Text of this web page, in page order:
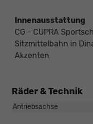
Innenausstattung
CG - CUPRA
Sitzmittelbahn in
Akzenten
Räder & Technik
Antriebsachse